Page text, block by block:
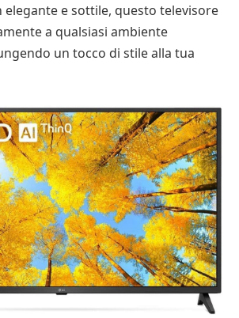
elegante e sottile, questo televisore
a qualsiasi ambiente
un tocco di stile alla tua